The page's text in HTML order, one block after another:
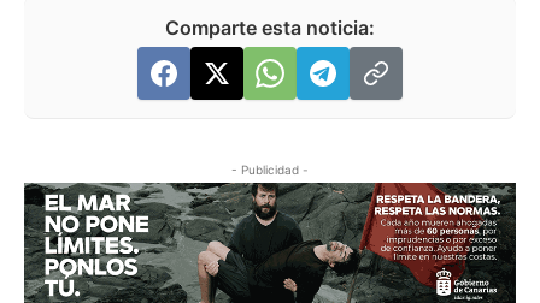
Comparte esta noticia:
- Publicidad -